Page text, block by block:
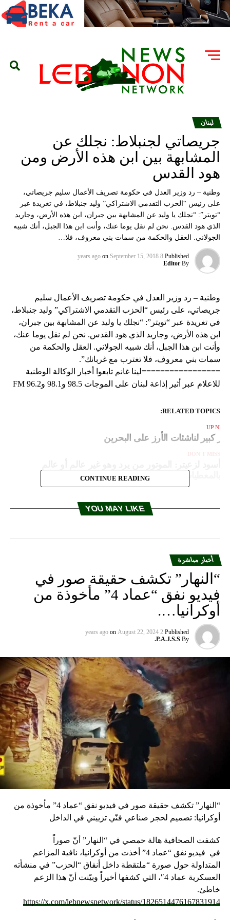
لبنان
جريصاتي لجنبلاط: نجلك عن
المشابهة بين ابن هذه الأرض ومن
هود القدس
وطنية – رد وزير العدل في حكومة تصريف الأعمال سليم جريصاتي،
على رئيس “الحزب التقدمي الاشتراكي” وليد جنبلاط، في تغريدة عبر
“تويتر”: “نجلك يا وليد عن المشابهة بين جبران، ابن هذه الأرض، وجاريد
الذي هود القدس. نحن لم نقل يوما عنك، وأنت ابن هذا الجبل، أنك شبيه
الجولاني. العقل والحكمة من سمات بني معروف، فلا…
Published
8 years ago
on September 15, 2018
By
Editor
وطنية – رد وزير العدل في حكومة تصريف الأعمال سليم
جريصاتي، على رئيس “الحزب التقدمي الاشتراكي” وليد جنبلاط،
في تغريدة عبر “تويتر”: “نجلك يا وليد عن المشابهة بين جبران،
ابن هذه الأرض، وجاريد الذي هود القدس. نحن لم نقل يوما عنك،
وأنت ابن هذا الجبل، أنك شبيه الجولاني. العقل والحكمة من
سمات بني معروف، فلا تغترب مع غربانك”.
=================لينا غانم تابعوا أخبار الوكالة الوطنية
للاعلام عبر أثير إذاعة لبنان على الموجات 98.5 و98.1 و96.2 FM
RELATED TOPICS:
UP
كبير لناشئات الأرز على البحرين
DON'T MISS
CONTINUE READING
YOU MAY LIKE
أخبار مباشرة
“النهار” تكشف حقيقة صور في
فيديو نفق “عماد 4” مأخوذة من
أوكرانيا….
Published
2 years ago
on August 22, 2024
By
P.A.J.S.S.
“النهار” تكشف حقيقة صور في فيديو نفق “عماد 4” مأخوذة من
أوكرانيا: تصميم لحجر صناعي فنّي تزييني في الداخل
كشفت الصحافية هالة حمصي في “النهار” أنّ صوراً
في فيديو
نفق “عماد 4” أخذت من أوكرانيا، نافية المزاعم
المتداولة حول صورة “ملتقطة داخل أنفاق “الحزب” في منشأته
العسكرية عماد 4″، التي كشفها أخيراً وبيّنت أنّ هذا الزعم
خاطئ.
https://x.com/lebnewsnetwork/status/1826514476167831914